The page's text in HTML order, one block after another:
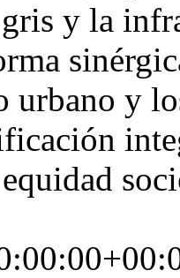
y la
urbano y